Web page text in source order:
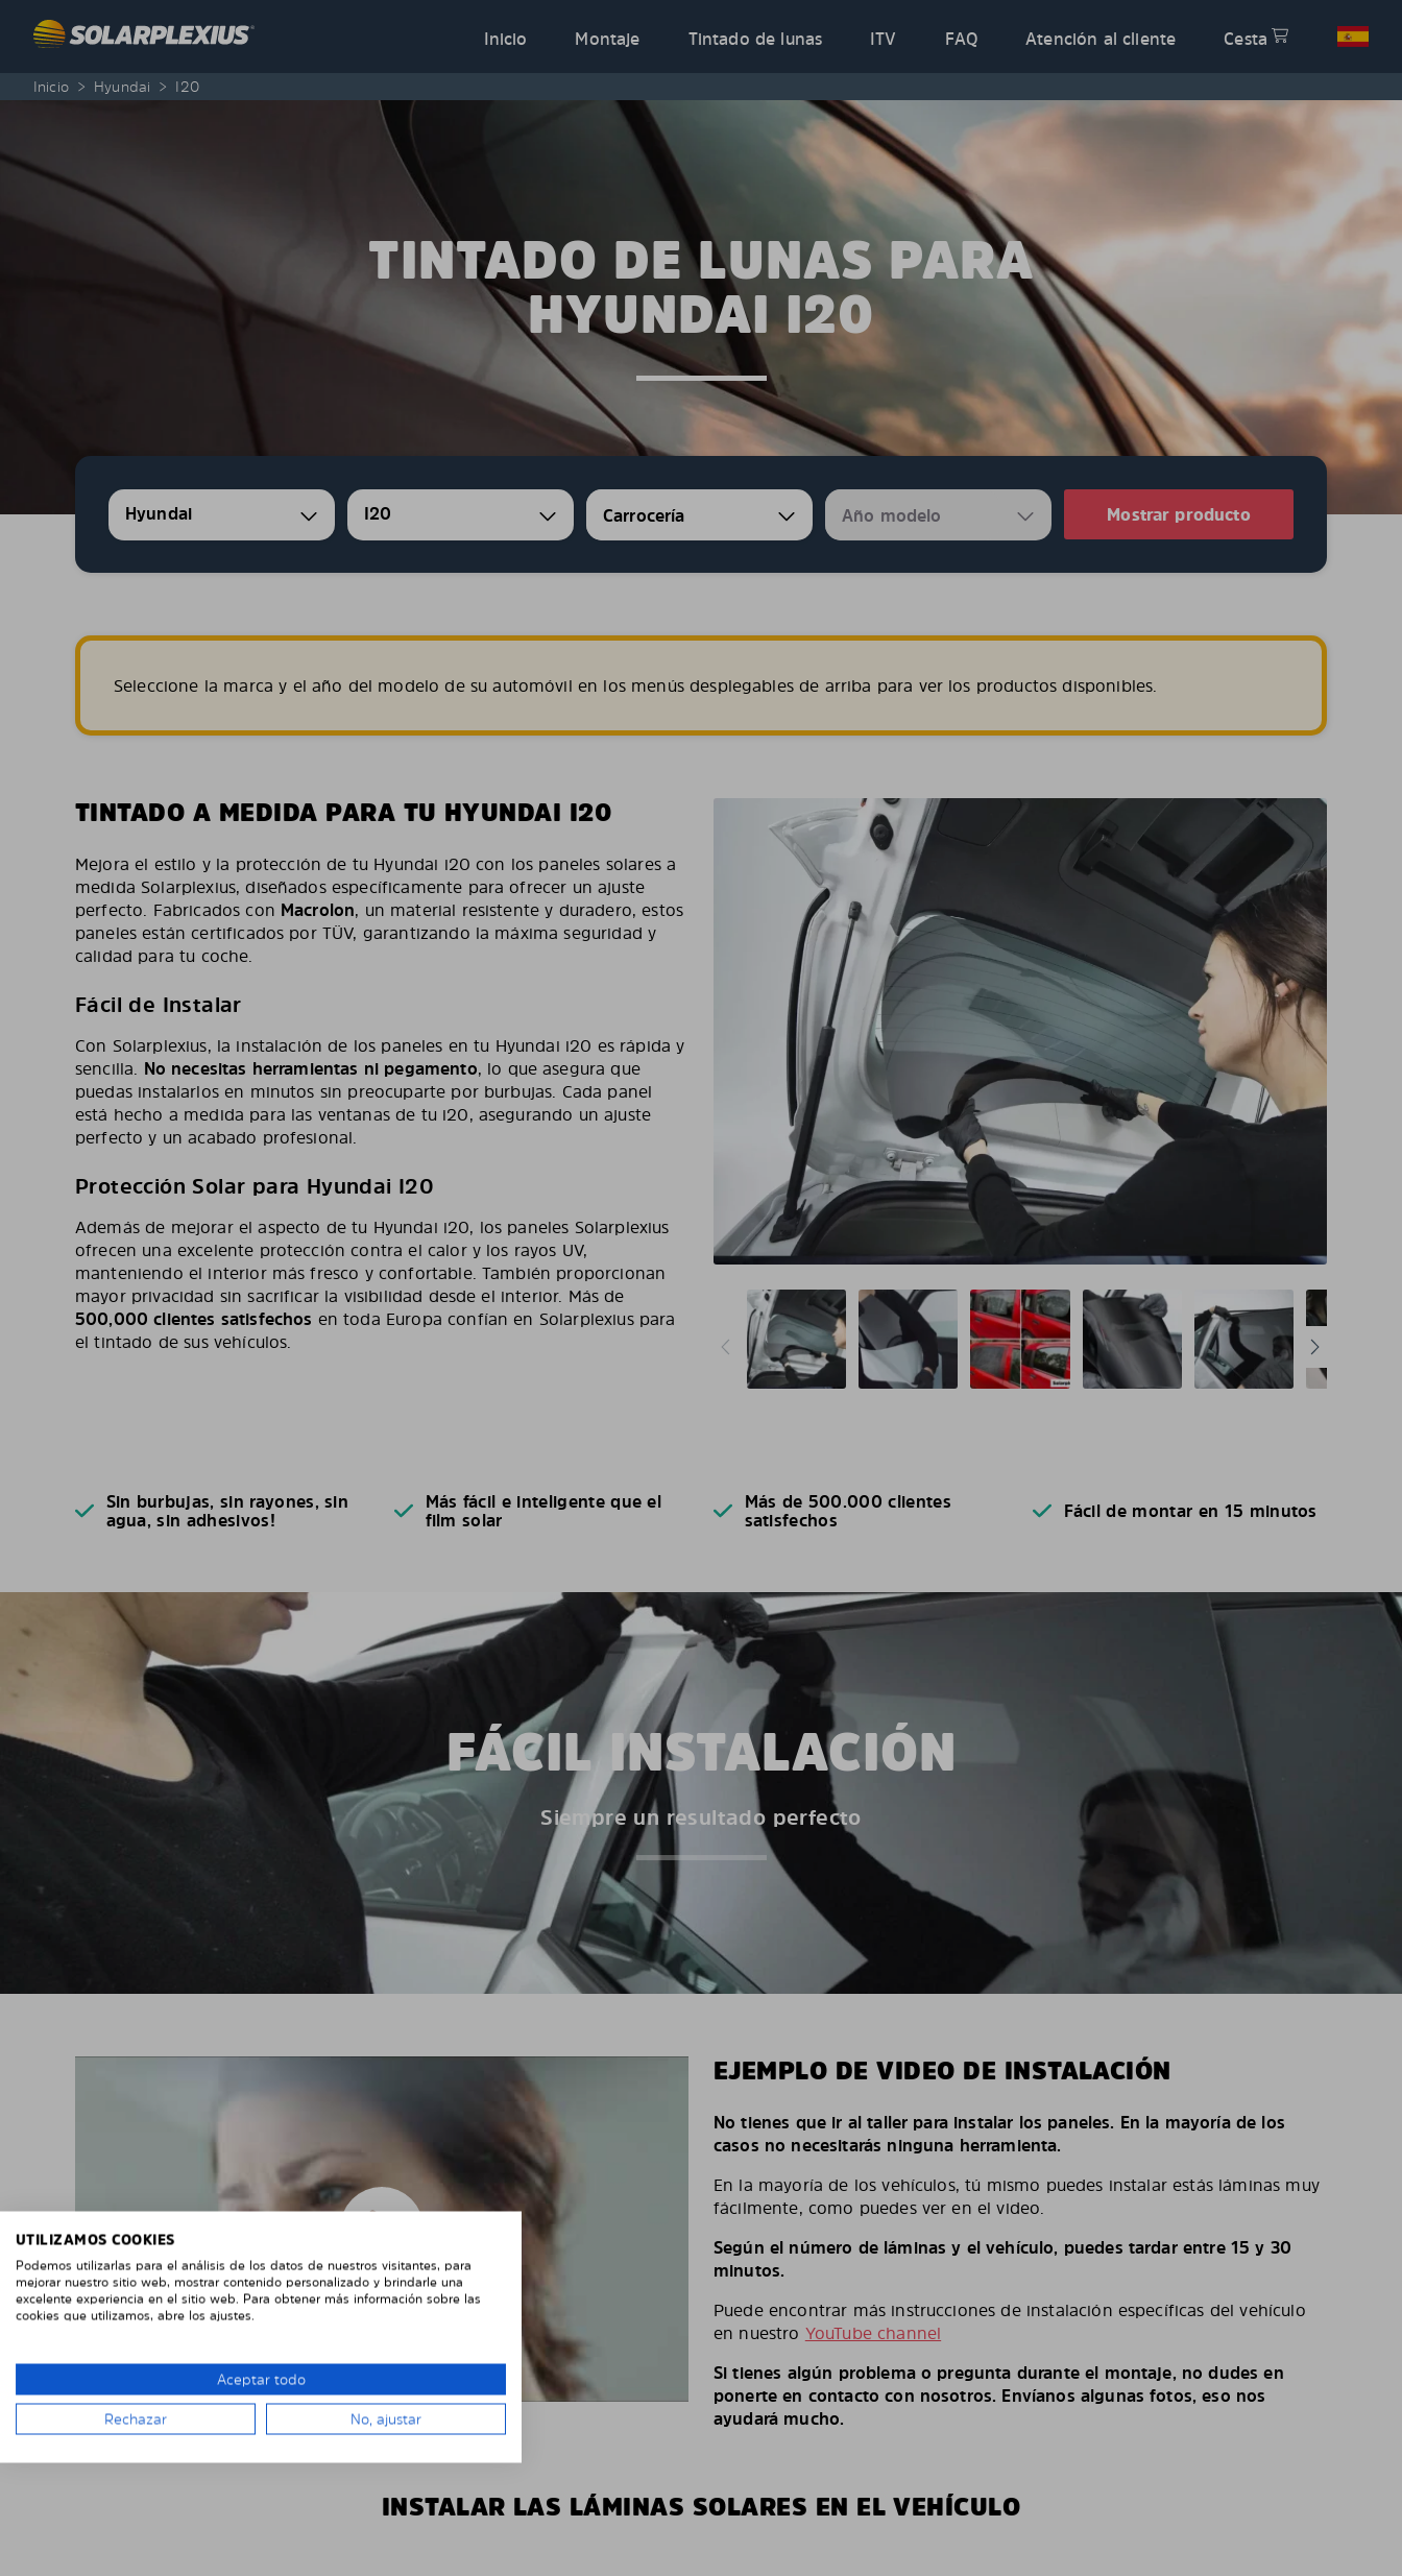
Inicio
Montaje Tintado de lunas ITV FAQ Atención al cliente Cesta
Inicio > Hyundai > I20
TINTADO DE LUNAS PARA
HYUNDAI I20
Hyundai I20 Mostrar producto
Seleccione la marca y el año del modelo de su automóvil en los menús desplegables de arriba para ver los productos disponibles.
TINTADO A MEDIDA PARA TU HYUNDAI I20
Mejora el estilo y la protección de tu Hyundai i20 con los paneles solares a
medida Solarplexius, diseñados específicamente para ofrecer un ajuste
perfecto. Fabricados con Macrolon, un material resistente y duradero, estos
paneles están certificados por TÜV, garantizando la máxima seguridad y
calidad para tu coche.
Fácil de Instalar
Con Solarplexius, la instalación de los paneles en tu Hyundai i20 es rápida y
sencilla. No necesitas herramientas ni pegamento, lo que asegura que
puedas instalarlos en minutos sin preocuparte por burbujas. Cada panel
está hecho a medida para las ventanas de tu i20, asegurando un ajuste
perfecto y un acabado profesional.
Protección Solar para Hyundai I20
Además de mejorar el aspecto de tu Hyundai i20, los paneles Solarplexius
ofrecen una excelente protección contra el calor y los rayos UV,
manteniendo el interior más fresco y confortable. También proporcionan
mayor privacidad sin sacrificar la visibilidad desde el interior. Más de
500,000 clientes satisfechos en toda Europa confían en Solarplexius para
el tintado de sus vehículos.
Sin burbujas, sin rayones, sin
agua, sin adhesivos!
Más fácil e inteligente que el
film solar
Más de 500.000 clientes
satisfechos
Fácil de montar en 15 minutos
FÁCIL INSTALACIÓN
Siempre un resultado perfecto
EJEMPLO DE VIDEO DE INSTALACIÓN
No tienes que ir al taller para instalar los paneles. En la mayoría de los
casos no necesitarás ninguna herramienta.
En la mayoría de los vehículos, tú mismo puedes instalar estás láminas muy
fácilmente, como puedes ver en el video.
Según el número de láminas y el vehículo, puedes tardar entre 15 y 30
minutos.
Puede encontrar más instrucciones de instalación específicas del vehículo
en nuestro YouTube channel
Si tienes algún problema o pregunta durante el montaje, no dudes en
ponerte en contacto con nosotros. Envíanos algunas fotos, eso nos
ayudará mucho.
INSTALAR LAS LÁMINAS SOLARES EN EL VEHÍCULO
UTILIZAMOS COOKIES
Podemos utilizarlas para el análisis de los datos de nuestros visitantes, para
mejorar nuestro sitio web, mostrar contenido personalizado y brindarle una
excelente experiencia en el sitio web. Para obtener más información sobre las
cookies que utilizamos, abre los ajustes.
Aceptar todo
Rechazar No, ajustar